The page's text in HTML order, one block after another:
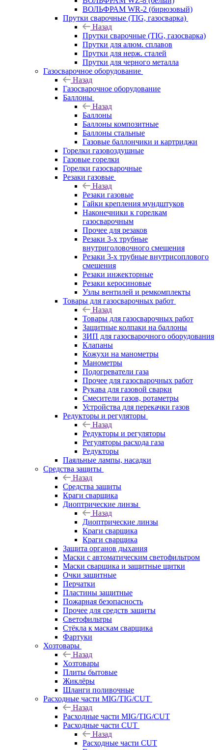
ВОЛЬФРАМ WR-2 (бирюзовый)
Прутки сварочные (TIG, газосварка)
Назад
Прутки сварочные (TIG, газосварка)
Прутки для алюм. сплавов
Прутки для нерж. сталей
Прутки для черного металла
Газосварочное оборудование
Назад
Газосварочное оборудование
Баллоны
Назад
Баллоны
Баллоны композитные
Баллоны стальные
Газовые баллончики и картриджи
Горелки газовоздушные
Газовые горелки
Горелки газосварочные
Резаки газовые
Назад
Резаки газовые
Гайки крепления мундштуков
Наконечники к горелкам
газосварочным
Прочее для резаков
Резаки 3-х трубные
внутриголовочного смешения
Резаки 3-х трубные внутрисоплового
смешения
Резаки инжекторные
Резаки керосиновые
Узлы вентилей и ремкомплекты
Товары для газосварочных работ
Назад
Товары для газосварочных работ
Защитные колпаки на баллоны
ЗИП для газосварочного оборудования
Клапаны
Кожухи на манометры
Манометры
Подогреватели газа
Прочее для газосварочных работ
Рукава для газовой сварки
Смесители газов, ротаметры
Устройства для перекачки газов
Редукторы и регуляторы
Назад
Редукторы и регуляторы
Регуляторы расхода газа
Редукторы
Паяльные лампы, насадки
Средства защиты
Назад
Средства защиты
Краги сварщика
Диоптрические линзы
Назад
Диоптрические линзы
Краги сварщика
Краги сварщика
Защита органов дыхания
Маски с автоматическим светофильтром
Маски сварщика и защитные щитки
Очки защитные
Перчатки
Пластины защитные
Пожарная безопасность
Прочее для средств защиты
Светофильтры
Стёкла к маскам сварщика
Фартуки
Хозтовары
Назад
Хозтовары
Плиты бытовые
Жиклёры
Шланги поливочные
Расходные части MIG/TIG/CUT
Назад
Расходные части MIG/TIG/CUT
Расходные части CUT
Назад
Расходные части CUT